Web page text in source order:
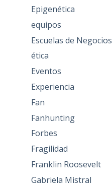
Epigenética
equipos
Escuelas de Negocios
ética
Eventos
Experiencia
Fan
Fanhunting
Forbes
Fragilidad
Franklin Roosevelt
Gabriela Mistral